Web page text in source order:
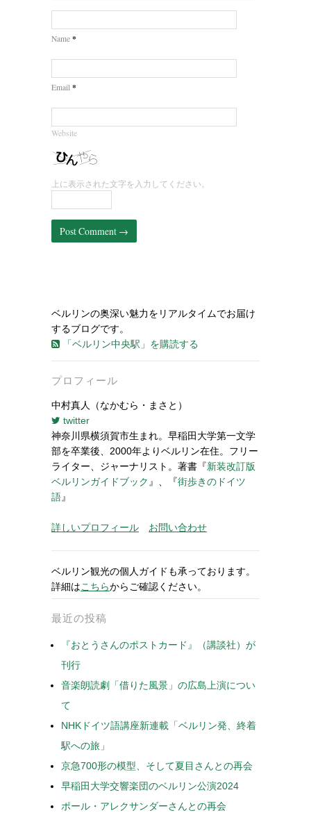
Name *
Email *
Website
上に表示された文字を入力してください。
ベルリンの奥深い魅力をリアルタイムでお届け
するブログです。
「ベルリン中央駅」を購読する
プロフィール
中村真人（なかむら・まさと）
twitter
神奈川県横須賀市生まれ。早稲田大学第一文学
部を卒業後、2000年よりベルリン在住。フリー
ライター、ジャーナリスト。著書『新装改訂版
ベルリンガイドブック 』、『街歩きのドイツ
語』
詳しいプロフィール お問い合わせ
ベルリン観光の個人ガイドも承っております。
詳細はこちらからご確認ください。
最近の投稿
『おとうさんのポストカード』（講談社）が
刊行
音楽朗読劇「借りた風景」の広島上演につい
て
NHKドイツ語講座新連載「ベルリン発、終着
駅への旅」
京急700形の模型、そして夏目さんとの再会
早稲田大学交響楽団のベルリン公演2024
ポール・アレクサンダーさんとの再会